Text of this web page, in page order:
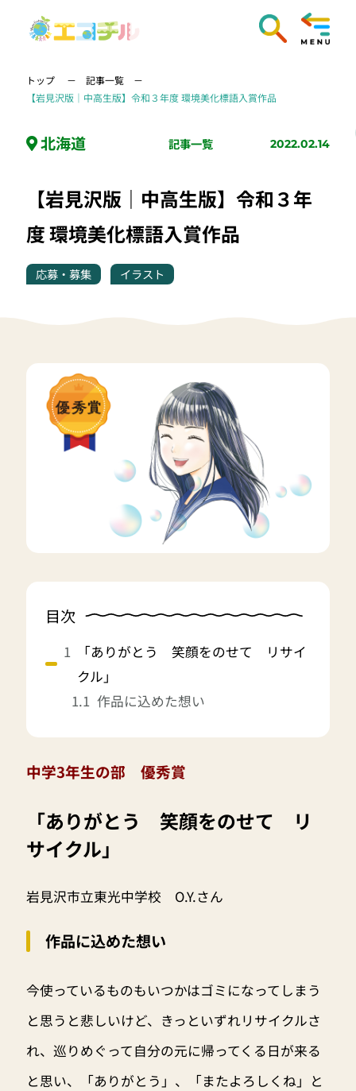
トップ
記事一覧
【岩見沢版｜中高生版】令和３年度 環境美化標語入賞作品
北海道 記事一覧 2022.02.14
【岩見沢版｜中高生版】令和３年
度 環境美化標語入賞作品
応募・募集 イラスト
目次
「ありがとう 笑顔をのせて リサイ
クル」
作品に込めた想い
中学3年生の部 優秀賞
「ありがとう 笑顔をのせて リ
サイクル」
岩見沢市立東光中学校 O.Y.さん
作品に込めた想い
今使っているものもいつかはゴミになってしまう
と思うと悲しいけど、きっといずれリサイクルさ
れ、巡りめぐって自分の元に帰ってくる日が来る
と思い、「ありがとう」、「またよろしくね」と